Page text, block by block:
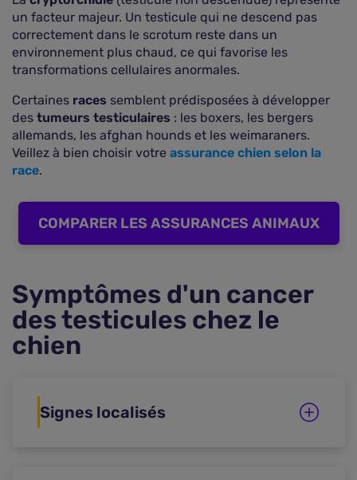
un facteur majeur. Un testicule qui ne descend pas
correctement dans le scrotum reste dans un
environnement plus chaud, ce qui favorise les
transformations cellulaires anormales.
Certaines races semblent prédisposées à développer
des tumeurs testiculaires : les boxers, les bergers
allemands, les afghan hounds et les weimaraners.
Veillez à bien choisir votre assurance chien selon la
race.
COMPARER LES ASSURANCES ANIMAUX
Symptômes d'un cancer
des testicules chez le
chien
Signes localisés